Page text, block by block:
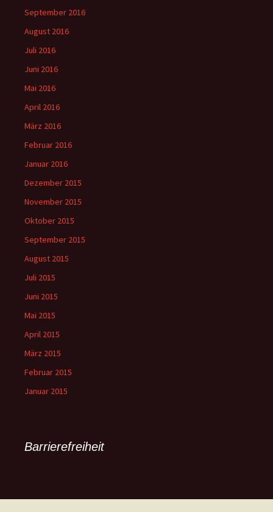
September 2016
August 2016
Juli 2016
Juni 2016
Mai 2016
April 2016
März 2016
Februar 2016
Januar 2016
Dezember 2015
November 2015
Oktober 2015
September 2015
August 2015
Juli 2015
Juni 2015
Mai 2015
April 2015
März 2015
Februar 2015
Januar 2015
Barrierefreiheit